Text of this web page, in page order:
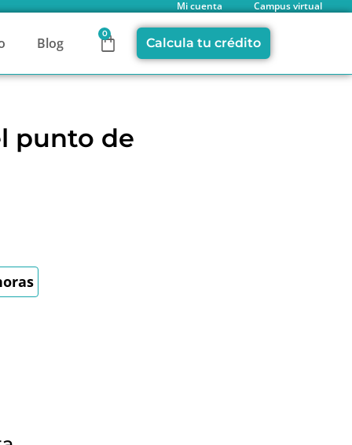
Mi cuenta Campus virtual
Blog
0
Calcula tu crédito
punto de